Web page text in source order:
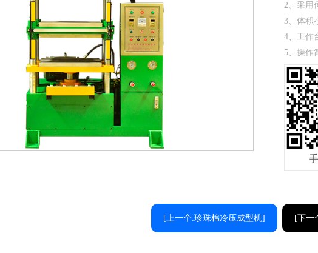
2、采用
3、体积
4、工作
5、操作
[上一个:珍珠棉冷压成型机] [下一